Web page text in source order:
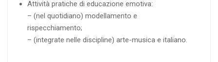
Attività pratiche di educazione emotiva:
– (nel quotidiano) modellamento e
rispecchiamento;
– (integrate nelle discipline) arte-musica e italiano.